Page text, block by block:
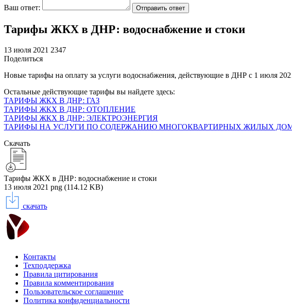
Ваш ответ: Отправить ответ
Тарифы ЖКХ в ДНР: водоснабжение и стоки
13 июля 2021 2347
Поделиться
Новые тарифы на оплату за услуги водоснабжения, действующие в ДНР с 1 июля
Остальные действующие тарифы вы найдете здесь:
ТАРИФЫ ЖКХ В ДНР: ГАЗ
ТАРИФЫ ЖКХ В ДНР: ОТОПЛЕНИЕ
ТАРИФЫ ЖКХ В ДНР: ЭЛЕКТРОЭНЕРГИЯ
ТАРИФЫ НА УСЛУГИ ПО СОДЕРЖАНИЮ МНОГОКВАРТИРНЫХ ЖИЛЫХ
Скачать
Тарифы ЖКХ в ДНР: водоснабжение и стоки
13 июля 2021 png (114.12 KB)
скачать
Контакты
Техподдержка
Правила цитирования
Правила комментирования
Пользовательское соглашение
Политика конфиденциальности